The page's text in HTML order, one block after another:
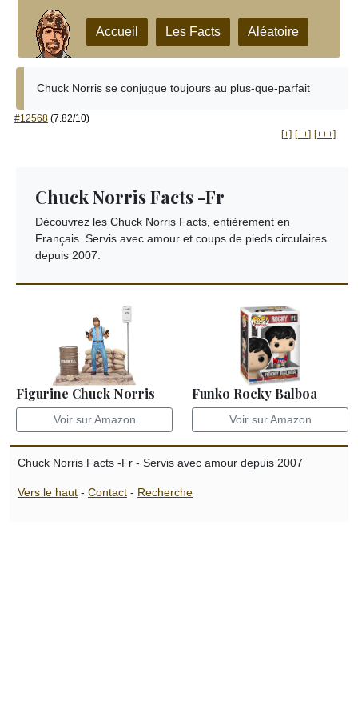
Accueil Les Facts Aléatoire
Chuck Norris se conjugue toujours au plus-que-parfait
#12568 (7.82/10)
[+] [++] [+++]
Chuck Norris Facts -Fr
Découvrez les Chuck Norris Facts, entièrement en
Français. Servis avec amour et coups de pieds circulaires
depuis 2007.
Figurine Chuck Norris
Voir sur Amazon
Funko Rocky Balboa
Voir sur Amazon
Chuck Norris Facts -Fr - Servis avec amour depuis 2007
Vers le haut - Contact - Recherche